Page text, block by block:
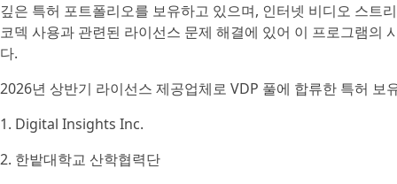
깊은 특허 포트폴리오를 보유하고 있으며, 인터넷 비디오 스트
코덱 사용과 관련된 라이선스 문제 해결에 있어 이 프로그램의
다.
2026년 상반기 라이선스 제공업체로 VDP 풀에 합류한 특허 보
1. Digital Insights Inc.
2. 한밭대학교 산학협력단